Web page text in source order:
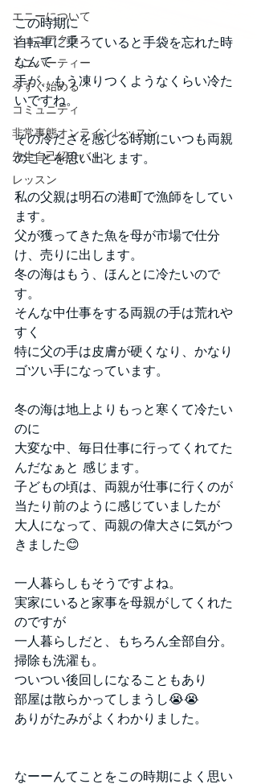
エニーについて
ジュニアクラス
ミニパーティー
今すぐ始める
コミュニティ
非常事態オンラインレッスン
先生自己紹介バトン
レッスン
この時期に
自転車に乗っていると手袋を忘れた時
なんて
手が、もう凍りつくようなくらい冷た
いですね。
その冷たさを感じる時期にいつも両親
のことを思い出します。
私の父親は明石の港町で漁師をしてい
ます。
父が獲ってきた魚を母が市場で仕分
け、売りに出します。
冬の海はもう、ほんとに冷たいので
す。
そんな中仕事をする両親の手は荒れや
すく
特に父の手は皮膚が硬くなり、かなり
ゴツい手になっています。
冬の海は地上よりもっと寒くて冷たい
のに
大変な中、毎日仕事に行ってくれてた
んだなぁと 感じます。
子どもの頃は、両親が仕事に行くのが
当たり前のように感じていましたが
大人になって、両親の偉大さに気がつ
きました😊
一人暮らしもそうですよね。
実家にいると家事を母親がしてくれた
のですが
一人暮らしだと、もちろん全部自分。
掃除も洗濯も。
ついつい後回しになることもあり
部屋は散らかってしまうし😭😭
ありがたみがよくわかりました。
なーーんてことをこの時期によく思い